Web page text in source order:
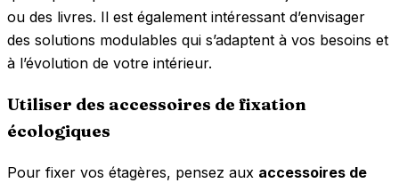
ou des livres. Il est également intéressant d’envisager
des solutions modulables qui s’adaptent à vos besoins et
à l’évolution de votre intérieur.
Utiliser des accessoires de fixation
écologiques
Pour fixer vos étagères, pensez aux accessoires de